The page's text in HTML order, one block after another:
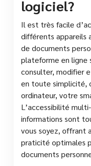
logiciel?
Il est très facile
différents appareils
de documents
plateforme en ligne
consulter, modifier
en toute simplicité,
ordinateur, votre
L’accessibilité
informations sont
vous soyez, offrant
praticité optimales
documents